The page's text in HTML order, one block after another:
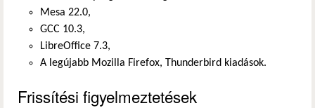
Mesa 22.0,
GCC 10.3,
LibreOffice 7.3,
A legújabb Mozilla Firefox, Thunderbird kiadások.
Frissítési figyelmeztetések